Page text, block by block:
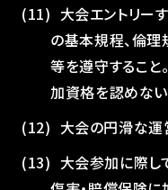
大会エントリー
の基本規程、倫
等を遵守すること
加資格を認めない
大会の円滑な運
大会参加に際し